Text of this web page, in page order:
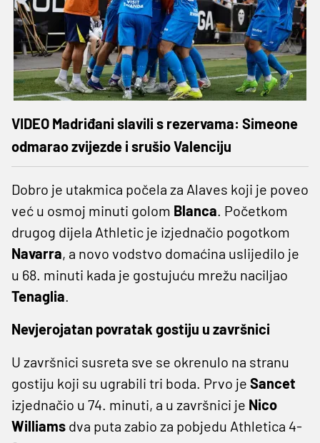
VIDEO Madriđani slavili s rezervama: Simeone
odmarao zvijezde i srušio Valenciju
Dobro je utakmica počela za Alaves koji je poveo
već u osmoj minuti golom Blanca. Početkom
drugog dijela Athletic je izjednačio pogotkom
Navarra, a novo vodstvo domaćina uslijedilo je
u 68. minuti kada je gostujuću mrežu naciljao
Tenaglia.
Nevjerojatan povratak gostiju u završnici
U završnici susreta sve se okrenulo na stranu
gostiju koji su ugrabili tri boda. Prvo je Sancet
izjednačio u 74. minuti, a u završnici je Nico
Williams dva puta zabio za pobjedu Athletica 4-